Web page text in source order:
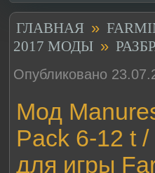
ГЛАВНАЯ »
2017 МОДЫ »
Опубликовано
Мод
Pack 6-12 t
для игры